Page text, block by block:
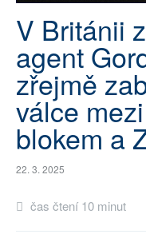
SOCIÁLNÍ SÍTĚ
RUBRIKY
PLNÁ VERZE STRÁNEK
V Británii
agent
zřejmě
válce
blokem a
22. 3. 2025
čas čtení 10 minut